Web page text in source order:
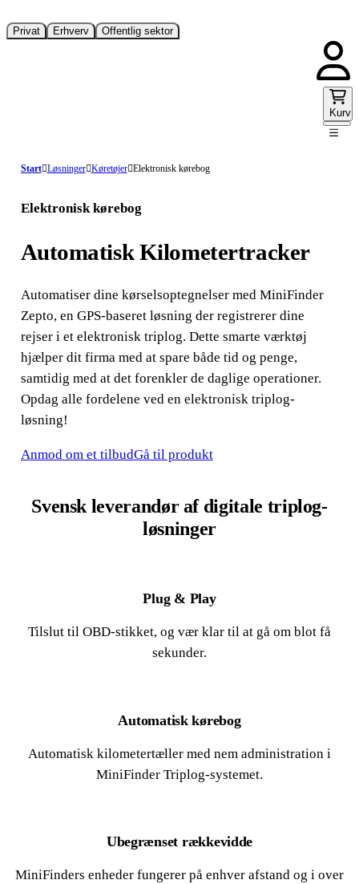
Privat Erhverv Offentlig sektor
Kurv
Start Løsninger Køretøjer Elektronisk kørebog
Elektronisk kørebog
Automatisk Kilometertracker
Automatiser dine kørselsoptegnelser med MiniFinder
Zepto, en GPS-baseret løsning der registrerer dine
rejser i et elektronisk triplog. Dette smarte værktøj
hjælper dit firma med at spare både tid og penge,
samtidig med at det forenkler de daglige operationer.
Opdag alle fordelene ved en elektronisk triplog-
løsning!
Anmod om et tilbudGå til produkt
Svensk leverandør af digitale triplog-
løsninger
Plug & Play
Tilslut til OBD-stikket, og vær klar til at gå om blot få
sekunder.
Automatisk kørebog
Automatisk kilometertæller med nem administration i
MiniFinder Triplog-systemet.
Ubegrænset rækkevidde
MiniFinders enheder fungerer på enhver afstand og i over